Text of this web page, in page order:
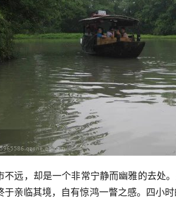
远，却是一个非常宁静而幽雅的去处
于亲临其境，自有惊鸿一瞥之感。四小